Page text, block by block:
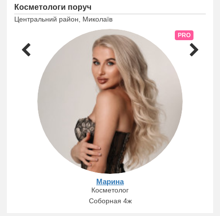
Косметологи поруч
Центральний район, Миколаїв
PRO
Марина
Косметолог
Соборная 4ж